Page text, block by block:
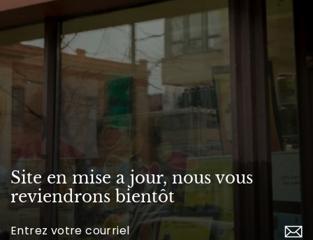
Site en mise a jour, nous vous
reviendrons bientôt
Inscrivez-